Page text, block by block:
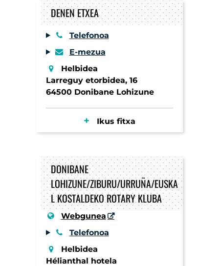
DENEN ETXEA
Telefonoa
E-mezua
Helbidea
Larreguy etorbidea, 16
64500 Donibane Lohizune
Ikus fitxa
DONIBANE
LOHIZUNE/ZIBURU/URRUÑA/EUSKA
L KOSTALDEKO ROTARY KLUBA
Webgunea
Telefonoa
Helbidea
Hélianthal hotela